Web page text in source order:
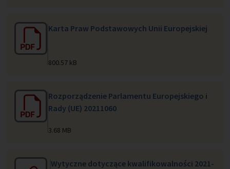
Karta Praw Podstawowych Unii Europejskiej
800.57 kB
Rozporządzenie Parlamentu Europejskiego i
Rady (UE) 20211060
3.68 MB
Wytyczne dotyczące kwalifikowalności 2021-